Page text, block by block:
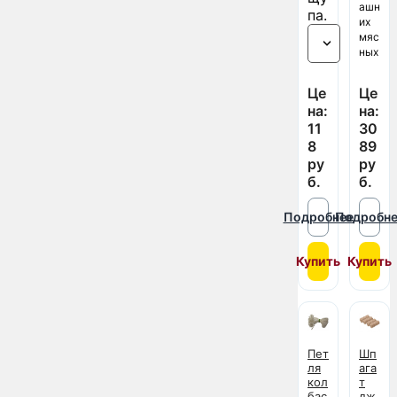
ов.
па.
Це
на:
11
8
ру
б.
Подробнее
Купить
ашн
их
мяс
ных
тес
ов -
вет
чин
паш
тет
а,
рул
ето
в.
Це
на:
30
89
ру
б.
Купить
Пет
ля
кол
Шп
ага
т